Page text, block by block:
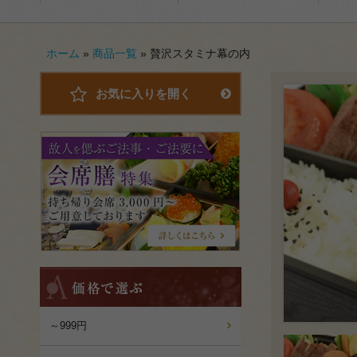
ホーム » 商品一覧 » 贅沢スタミナ幕の内
お気に入りを開く
会
席
膳
特
集
格
で
選～999円